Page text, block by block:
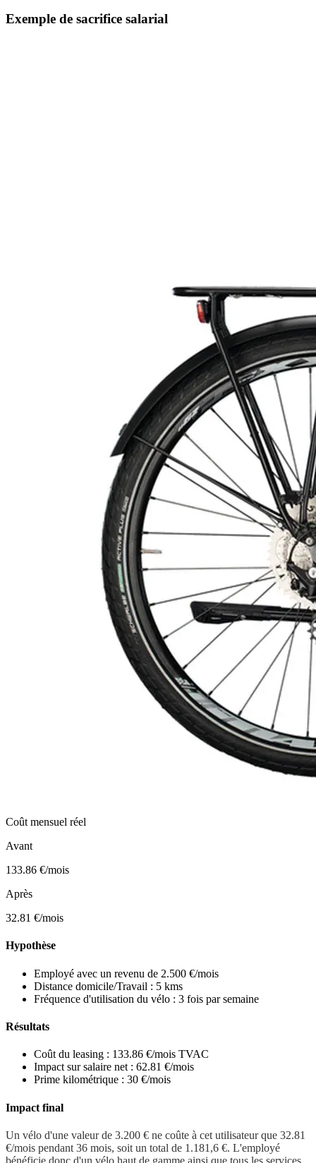
Exemple de sacrifice salarial
Coût mensuel réel
Avant
133.86 €/mois
Après
32.81 €/mois
Hypothèse
Employé avec un revenu de 2.500 €/mois
Distance domicile/Travail : 5 kms
Fréquence d'utilisation du vélo : 3 fois par semaine
Résultats
Coût du leasing : 133.86 €/mois TVAC
Impact sur salaire net : 62.81 €/mois
Prime kilométrique : 30 €/mois
Impact final
Un vélo d'une valeur de 3.200 € ne coûte à cet utilisateur que 32.81
€/mois pendant 36 mois, soit un total de 1.181,6 €. L'employé
bénéficie donc d'un vélo haut de gamme ainsi que tous les services